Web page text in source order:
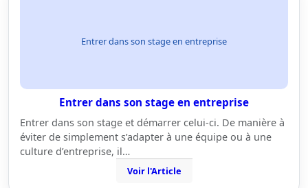
Entrer dans son stage en entreprise
Entrer dans son stage en entreprise
Entrer dans son stage et démarrer celui-ci. De manière à
éviter de simplement s’adapter à une équipe ou à une
culture d’entreprise, il…
Voir l'Article